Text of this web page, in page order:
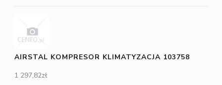
AIRSTAL KOMPRESOR KLIMATYZACJA 103758
1 297,82zł